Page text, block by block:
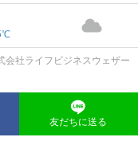
会社ライフビジネスウェザー
友だちに送る